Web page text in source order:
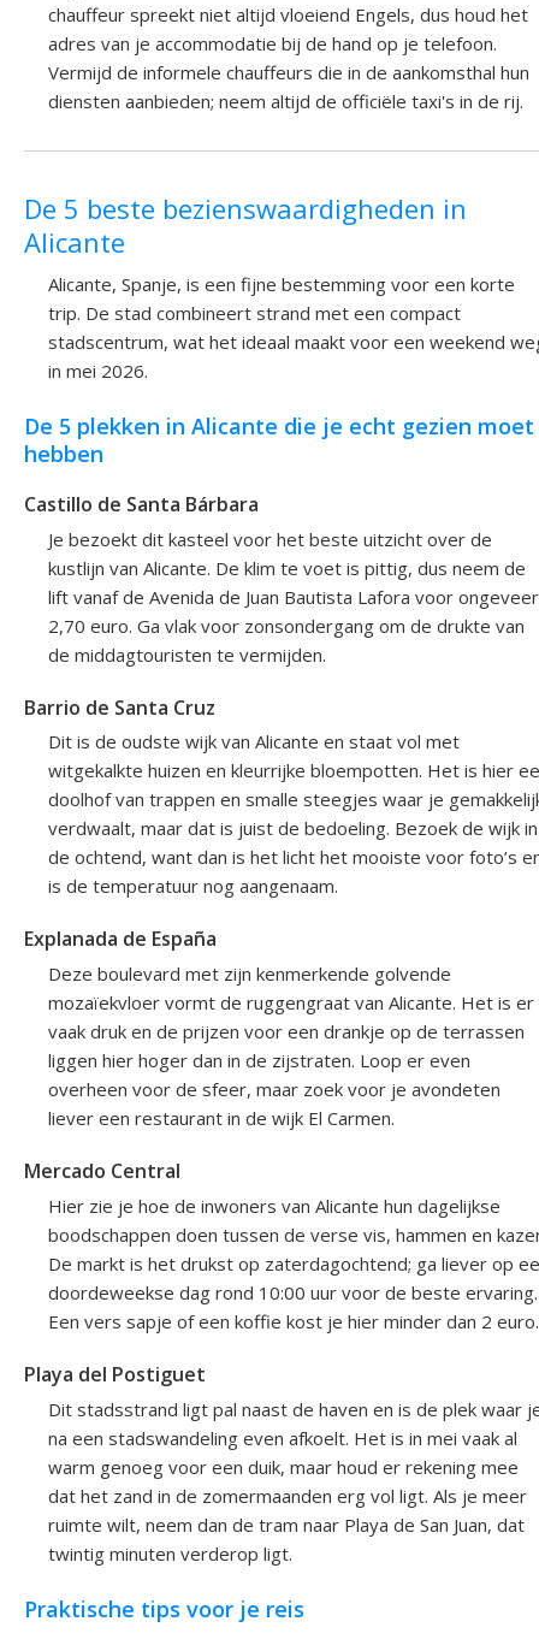
chauffeur spreekt niet altijd vloeiend Engels, dus houd het
adres van je accommodatie bij de hand op je telefoon.
Vermijd de informele chauffeurs die in de aankomsthal hun
diensten aanbieden; neem altijd de officiële taxi's in de rij.
De 5 beste bezienswaardigheden in
Alicante
Alicante, Spanje, is een fijne bestemming voor een korte
trip. De stad combineert strand met een compact
stadscentrum, wat het ideaal maakt voor een weekend
in mei 2026.
De 5 plekken in Alicante die je echt gezien moet
hebben
Castillo de Santa Bárbara
Je bezoekt dit kasteel voor het beste uitzicht over de
kustlijn van Alicante. De klim te voet is pittig, dus neem de
lift vanaf de Avenida de Juan Bautista Lafora voor ongeveer
2,70 euro. Ga vlak voor zonsondergang om de drukte van
de middagtouristen te vermijden.
Barrio de Santa Cruz
Dit is de oudste wijk van Alicante en staat vol met
witgekalkte huizen en kleurrijke bloempotten. Het is hier
doolhof van trappen en smalle steegjes waar je
verdwaalt, maar dat is juist de bedoeling. Bezoek de wijk in
de ochtend, want dan is het licht het mooiste voor foto’s
is de temperatuur nog aangenaam.
Explanada de España
Deze boulevard met zijn kenmerkende golvende
mozaïekvloer vormt de ruggengraat van Alicante. Het is er
vaak druk en de prijzen voor een drankje op de terrassen
liggen hier hoger dan in de zijstraten. Loop er even
overheen voor de sfeer, maar zoek voor je avondeten
liever een restaurant in de wijk El Carmen.
Mercado Central
Hier zie je hoe de inwoners van Alicante hun dagelijkse
boodschappen doen tussen de verse vis, hammen en
De markt is het drukst op zaterdagochtend; ga liever op
doordeweekse dag rond 10:00 uur voor de beste ervaring.
Een vers sapje of een koffie kost je hier minder dan 2 euro.
Playa del Postiguet
Dit stadsstrand ligt pal naast de haven en is de plek waar
na een stadswandeling even afkoelt. Het is in mei vaak al
warm genoeg voor een duik, maar houd er rekening mee
dat het zand in de zomermaanden erg vol ligt. Als je meer
ruimte wilt, neem dan de tram naar Playa de San Juan, dat
twintig minuten verderop ligt.
Praktische tips voor je reis